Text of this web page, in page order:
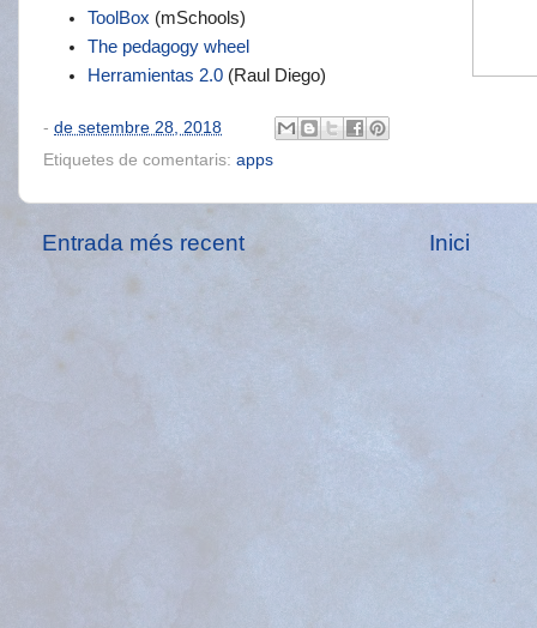
ToolBox (mSchools)
The pedagogy wheel
Herramientas 2.0 (Raul Diego)
- de setembre 28, 2018
Etiquetes de comentaris: apps
Entrada més recent Inici